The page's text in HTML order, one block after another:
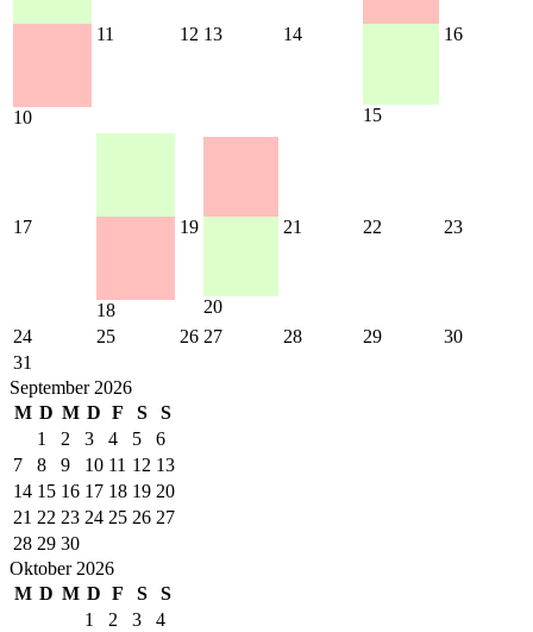
10
11 12 13 14
15
16
17
18
19
20
21 22 23
24 25 26 27 28 29
30
31
September 2026
M D M D F S
S
1
2 3 4 5
6
7
8 9 10 11 12 13
14 15 16 17 18 19 20
21 22 23 24 25 26 27
28 29 30
Oktober 2026
M D M D F S
S
1
2 3
4